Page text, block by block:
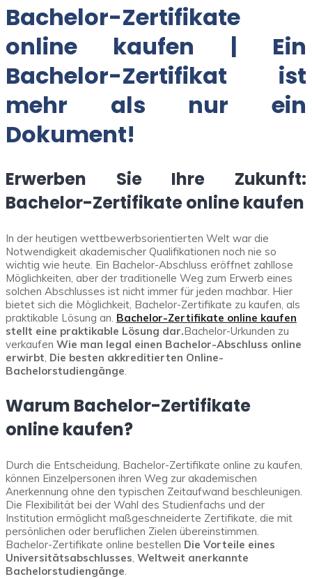
Bachelor-Zertifikate
online kaufen | Ein
Bachelor-Zertifikat ist
mehr als nur ein
Dokument!
Erwerben Sie Ihre Zukunft:
Bachelor-Zertifikate online kaufen
In der heutigen wettbewerbsorientierten Welt war die
Notwendigkeit akademischer Qualifikationen noch nie so
wichtig wie heute. Ein Bachelor-Abschluss eröffnet zahllose
Möglichkeiten, aber der traditionelle Weg zum Erwerb eines
solchen Abschlusses ist nicht immer für jeden machbar. Hier
bietet sich die Möglichkeit, Bachelor-Zertifikate zu kaufen, als
praktikable Lösung an. Bachelor-Zertifikate online kaufen
stellt eine praktikable Lösung dar.Bachelor-Urkunden zu
verkaufen Wie man legal einen Bachelor-Abschluss online
erwirbt, Die besten akkreditierten Online-
Bachelorstudiengänge.
Warum Bachelor-Zertifikate
online kaufen?
Durch die Entscheidung, Bachelor-Zertifikate online zu kaufen,
können Einzelpersonen ihren Weg zur akademischen
Anerkennung ohne den typischen Zeitaufwand beschleunigen.
Die Flexibilität bei der Wahl des Studienfachs und der
Institution ermöglicht maßgeschneiderte Zertifikate, die mit
persönlichen oder beruflichen Zielen übereinstimmen.
Bachelor-Zertifikate online bestellen Die Vorteile eines
Universitätsabschlusses, Weltweit anerkannte
Bachelorstudiengänge.